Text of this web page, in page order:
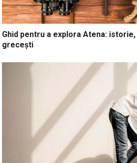
Ghid pentru a explora Atena:
grecești